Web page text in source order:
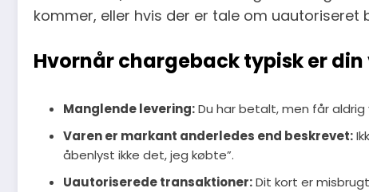
kommer, eller hvis der er tale om uautoriseret
Hvornår chargeback typisk er din
Manglende levering:Du har betalt, men får aldrig
Varen er markant anderledes end beskrevet:
åbenlyst ikke det, jeg købte”.
Uautoriserede transaktioner:Dit kort er